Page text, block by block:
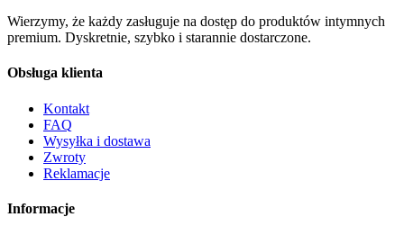
Wierzymy, że każdy zasługuje na dostęp do produktów intymnych
premium. Dyskretnie, szybko i starannie dostarczone.
Obsługa klienta
Kontakt
FAQ
Wysyłka i dostawa
Zwroty
Reklamacje
Informacje